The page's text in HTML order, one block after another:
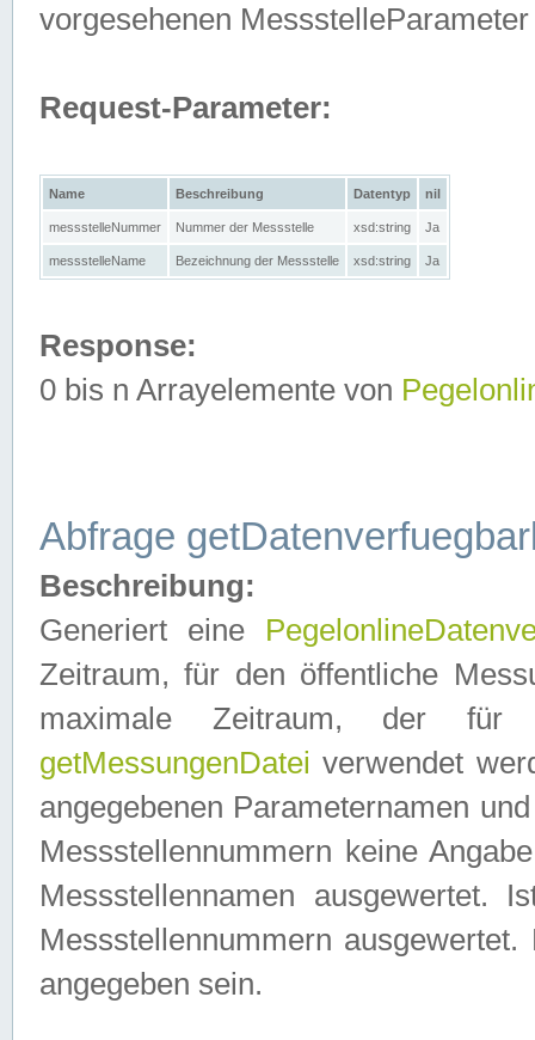
vorgesehenen
Request-Parameter:
Name Beschreibung Datentyp nil
messstelleNummer Nummer der Messstelle xsd:string Ja
messstelleName Bezeichnung der Messstelle xsd:string Ja
Response:
0 bis n Arrayelemente von
Abfrage
Beschreibung:
Generiert eine
Zeitraum, für den öffentliche
maximale Zeitraum, der
getMessungenDatei verwendet
angegebenen Parameternamen
Messstellennummern keine
Messstellennamen ausgewertet.
Messstellennummern
angegeben sein.